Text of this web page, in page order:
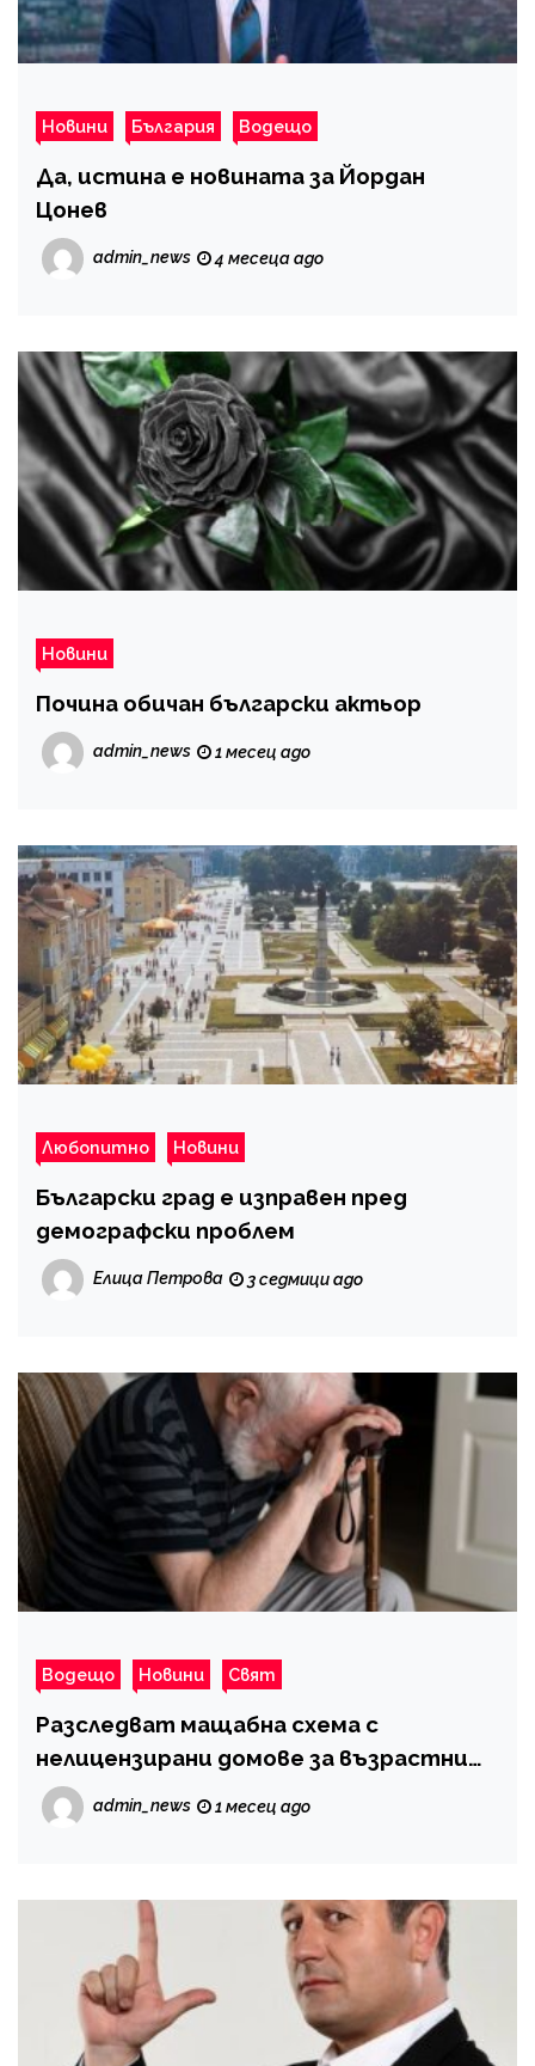
Новини България Водещо
Да, истина е новината за Йордан
Цонев
admin_news 4 месеца ago
Новини
Почина обичан български актьор
admin_news 1 месец ago
Любопитно Новини
Български град е изправен пред
демографски проблем
Елица Петрова 3 седмици ago
Водещо Новини Свят
Разследват мащабна схема с
нелицензирани домове за възpacmнu
хора
admin_news 1 месец ago